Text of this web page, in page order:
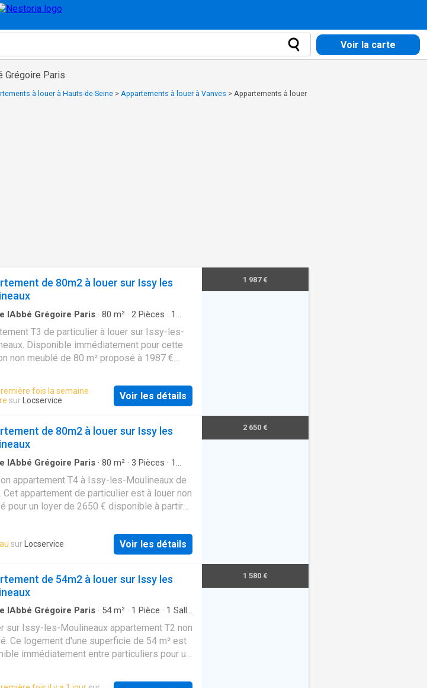
Voir la carte
Grégoire Paris
à louer à Hauts-de-Seine > Appartements à louer à Vanves > Appartements à louer
de 80m2 à louer sur Issy les
lAbbé Grégoire Paris · 80 m² · 2 Pièces · 1
T3 de particulier à louer sur Issy-les-
Disponible immédiatement pour cette
non meublé de 80 m² proposé à 1987 €
fois la semaine
sur Locservice Voir les détails
1 987 €
de 80m2 à louer sur Issy les
lAbbé Grégoire Paris · 80 m² · 3 Pièces · 1
appartement T4 à Issy-les-Moulineaux de
Cet appartement de particulier est à louer non
pour un loyer de 2650 € disponible à partir
sur Locservice Voir les détails
2 650 €
de 54m2 à louer sur Issy les
lAbbé Grégoire Paris · 54m² · 1 Pièce · 1 Salle
sur Issy-les-Moulineaux appartement T2 non
Ce logement d'une superficie de 54 m² est
immédiatement entre particuliers pour un
1 580 €